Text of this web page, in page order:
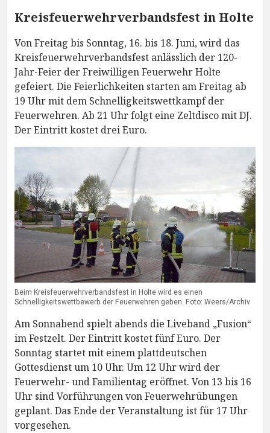
Kreisfeuerwehrverbandsfest in Holte
Von Freitag bis Sonntag, 16. bis 18. Juni, wird das
Kreisfeuerwehrverbandsfest anlässlich der 120-
Jahr-Feier der Freiwilligen Feuerwehr Holte
gefeiert. Die Feierlichkeiten starten am Freitag ab
19 Uhr mit dem Schnelligkeitswettkampf der
Feuerwehren. Ab 21 Uhr folgt eine Zeltdisco mit DJ.
Der Eintritt kostet drei Euro.
Beim Kreisfeuerwehrverbandsfest in Holte wird es einen
Schnelligkeitswettbewerb der Feuerwehren geben. Foto: Weers/Archiv
Am Sonnabend spielt abends die Liveband „Fusion“
im Festzelt. Der Eintritt kostet fünf Euro. Der
Sonntag startet mit einem plattdeutschen
Gottesdienst um 10 Uhr. Um 12 Uhr wird der
Feuerwehr- und Familientag eröffnet. Von 13 bis 16
Uhr sind Vorführungen von Feuerwehrübungen
geplant. Das Ende der Veranstaltung ist für 17 Uhr
vorgesehen.